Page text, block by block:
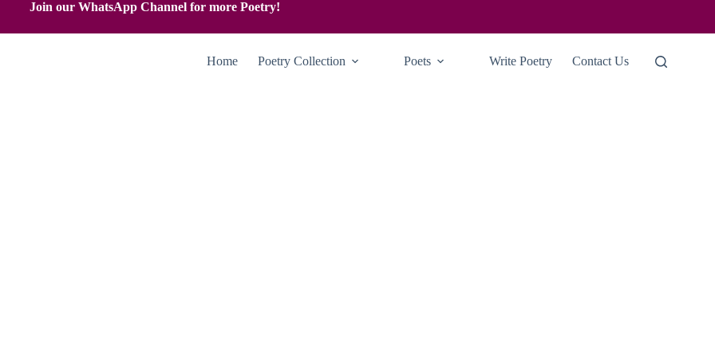
Join our WhatsApp Channel for more Poetry!
Home Poetry Collection Poets Write Poetry Contact Us